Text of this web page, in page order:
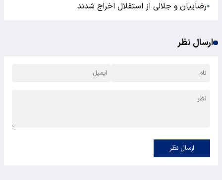
●رضاییان و جلالی از استقلال اخراج شدند
ارسال نظر
ارسال نظر